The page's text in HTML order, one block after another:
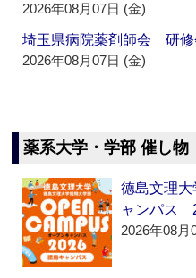
2026年08月07日 (金)
埼玉県病院薬剤師会 研
2026年08月07日 (金)
薬系大学・学部 催し物
徳島文理
ャンパス
2026年08月